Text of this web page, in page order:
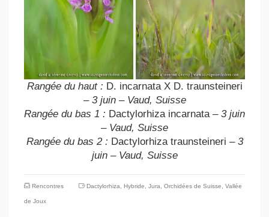
Rangée du haut : D. incarnata X D. traunsteineri
– 3 juin – Vaud, Suisse
Rangée du bas 1 : Dactylorhiza incarnata – 3 juin
– Vaud, Suisse
Rangée du bas 2 : Dactylorhiza traunsteineri – 3
juin – Vaud, Suisse
Rencontres Dactylorhiza, Hybride, Jura, Orchidées de Suisse, Vallée
de Joux